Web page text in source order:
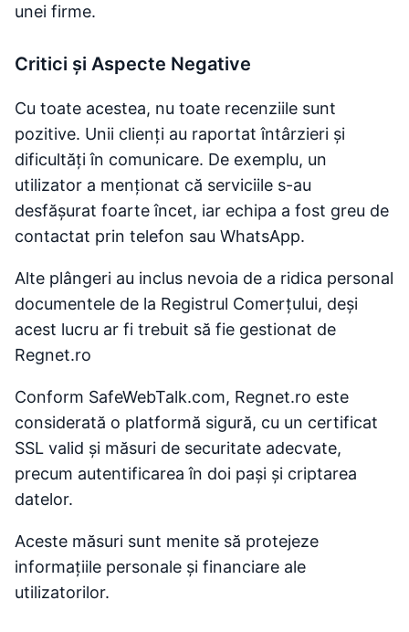
unei firme.
Critici și Aspecte Negative
Cu toate acestea, nu toate recenziile sunt
pozitive. Unii clienți au raportat întârzieri și
dificultăți în comunicare. De exemplu, un
utilizator a menționat că serviciile s-au
desfășurat foarte încet, iar echipa a fost greu de
contactat prin telefon sau WhatsApp​.
Alte plângeri au inclus nevoia de a ridica personal
documentele de la Registrul Comerțului, deși
acest lucru ar fi trebuit să fie gestionat de
Regnet.ro​
Conform SafeWebTalk.com, Regnet.ro este
considerată o platformă sigură, cu un certificat
SSL valid și măsuri de securitate adecvate,
precum autentificarea în doi pași și criptarea
datelor.
Aceste măsuri sunt menite să protejeze
informațiile personale și financiare ale
utilizatorilor​.